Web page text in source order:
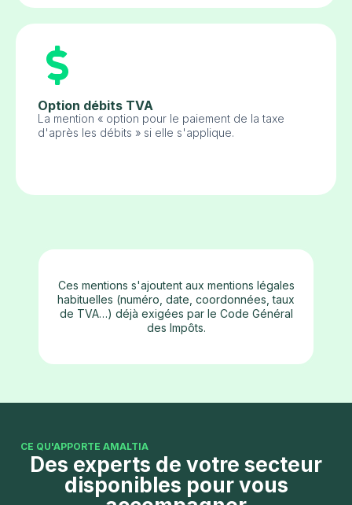
Option débits TVA
La mention « option pour le paiement de la taxe
Ces mentions s'ajoutent aux mentions légales
habituelles (numéro, date, coordonnées, taux
de TVA…) déjà exigées par le Code Général
CE QU'APPORTE AMALTIA
Des experts de votre secteur